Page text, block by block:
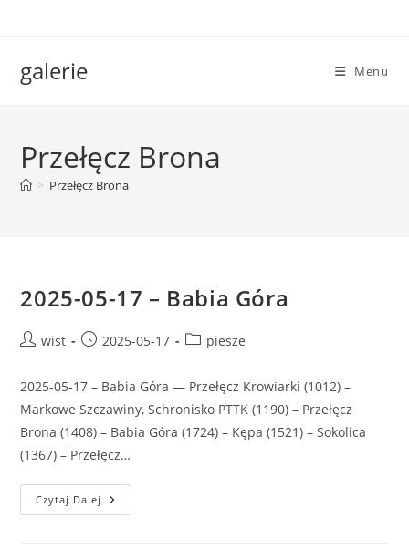
galerie Menu
Przełęcz Brona
> Przełęcz Brona
2025-05-17 – Babia Góra
Postwist
Post2025-05-17
Postpiesze
2025-05-17 – Babia Góra — Przełęcz Krowiarki (1012) –
Markowe Szczawiny, Schronisko PTTK (1190) – Przełęcz
Brona (1408) – Babia Góra (1724) – Kępa (1521) – Sokolica
(1367) – Przełęcz…
Czytaj Dalej 2025-
05-